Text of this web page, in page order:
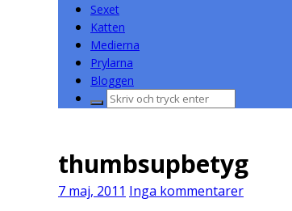
Sexet
Katten
Medierna
Prylarna
Bloggen
Sök
thumbsupbetyg
7 maj, 2011 Inga kommentarer